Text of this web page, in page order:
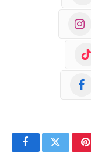
FacebookTwitter